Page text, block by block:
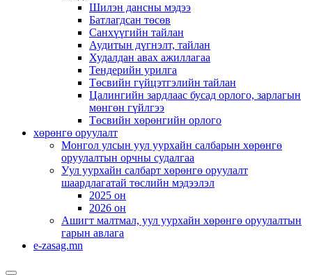
Шилэн дансны мэдээ
Батлагдсан төсөв
Санхүүгийн тайлан
Аудитын дүгнэлт, тайлан
Худалдан авах ажиллагаа
Тендерийн урилга
Төсвийн гүйцэтгэлийн тайлан
Цалингийн зардлаас бусад орлого, зарлагын
мөнгөн гүйлгээ
Төсвийн хөрөнгийн орлого
хөрөнгө оруулалт
Монгол улсын уул уурхайн салбарын хөрөнгө
оруулалтын орчны судалгаа
Уул уурхайн салбарт хөрөнгө оруулалт
шаардлагатай төслийн мэдээлэл
2025 он
2026 он
Ашигт малтмал, уул уурхайн хөрөнгө оруулалтын
гарын авлага
e-zasag.mn